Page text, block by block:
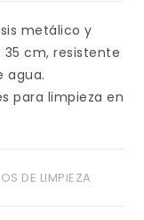
metálico y
35 cm, resistente
agua.
para limpieza en
DE LIMPIEZA